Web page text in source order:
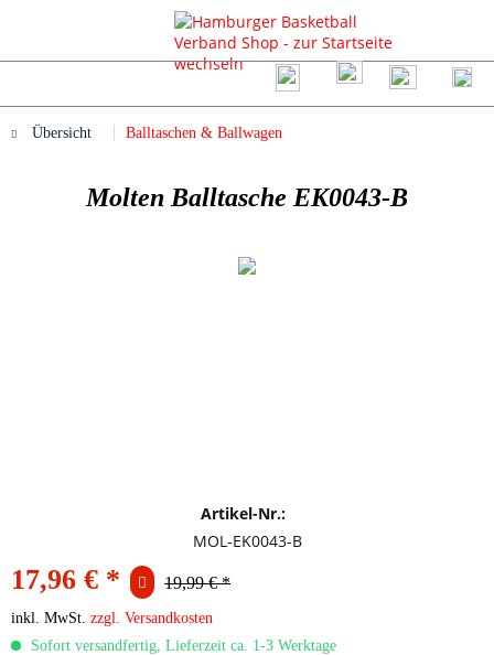
Übersicht Balltaschen & Ballwagen
Molten Balltasche EK0043-B
Artikel-Nr.:
MOL-EK0043-B
17,96 € * 19,99 € *
inkl. MwSt. zzgl. Versandkosten
Sofort versandfertig, Lieferzeit ca. 1-3 Werktage